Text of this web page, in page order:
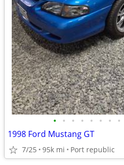
• • • • • • • •
1998 Ford Mustang GT
7/25 95k mi Port republic